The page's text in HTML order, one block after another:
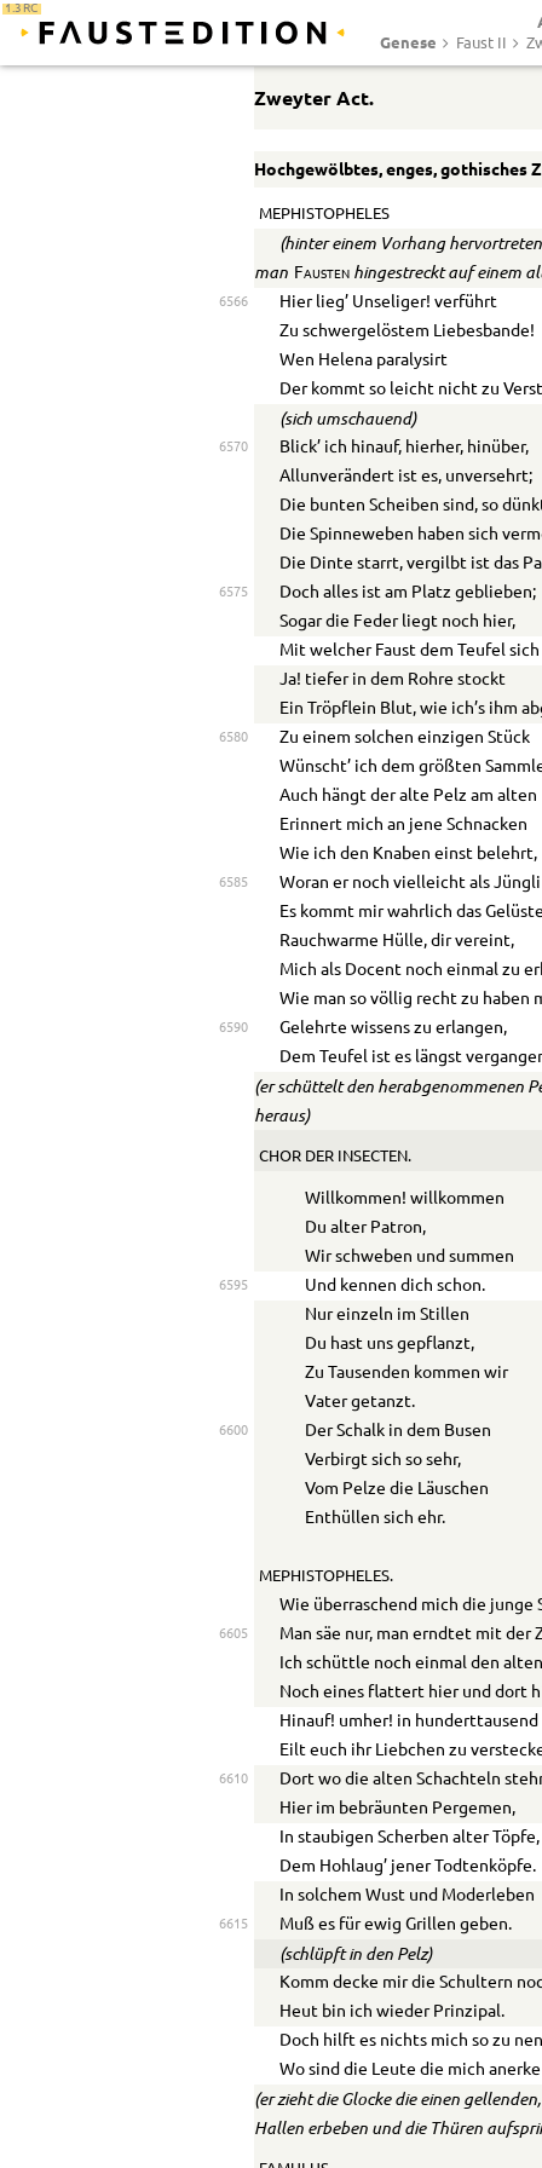
1.3 RC
Genese
Faust II
Zweyter Act.
Hochgewölbtes, enges, gothisches
MEPHISTOPHELES
(hinter einem Vorhang
man Faustenhingestreckt auf einem
6566
Hier lieg’ Unseliger! verführt
Zu schwergelöstem Liebesbande!
Wen Helena paralysirt
Der kommt so leicht nicht zu
(sich umschauend)
6570
Blick’ ich hinauf, hierher, hinüber,
Allunverändert ist es, unversehrt;
Die bunten Scheiben sind, so
Die Spinneweben haben sich
Die Dinte starrt, vergilbt ist das
6575
Doch alles ist am Platz geblieben;
Sogar die Feder liegt noch hier,
Mit welcher Faust dem Teufel
Ja! tiefer in dem Rohre stockt
Ein Tröpflein Blut, wie ich’s ihm
6580
Zu einem solchen einzigen Stück
Wünscht’ ich dem größten
Auch hängt der alte Pelz am alten
Erinnert mich an jene Schnacken
Wie ich den Knaben einst belehrt,
6585
Woran er noch vielleicht als
Es kommt mir wahrlich das
Rauchwarme Hülle, dir vereint,
Mich als Docent noch einmal zu
Wie man so völlig recht zu haben
6590
Gelehrte wissens zu erlangen,
Dem Teufel ist es längst
(er schüttelt den herabgenommenen
heraus)
CHOR DER INSECTEN.
Willkommen! willkommen
Du alter Patron,
Wir schweben und summen
6595
Und kennen dich schon.
Nur einzeln im Stillen
Du hast uns gepflanzt,
Zu Tausenden kommen wir
Vater getanzt.
6600
Der Schalk in dem Busen
Verbirgt sich so sehr,
Vom Pelze die Läuschen
Enthüllen sich ehr.
MEPHISTOPHELES.
Wie überraschend mich die junge
6605
Man säe nur, man erndtet mit der
Ich schüttle noch einmal den
Noch eines flattert hier und dort
Hinauf! umher! in hunderttausend
Eilt euch ihr Liebchen zu
6610
Dort wo die alten Schachteln
Hier im bebräunten Pergemen,
In staubigen Scherben alter Töpfe,
Dem Hohlaug’ jener Todtenköpfe.
In solchem Wust und Moderleben
6615 Muß es für ewig Grillen geben.
(schlüpft in den Pelz)
Komm decke mir die Schultern
Heut bin ich wieder Prinzipal.
Doch hilft es nichts mich so zu
Wo sind die Leute die mich
(er zieht die Glocke die einen
Hallen erbeben und die Thüren